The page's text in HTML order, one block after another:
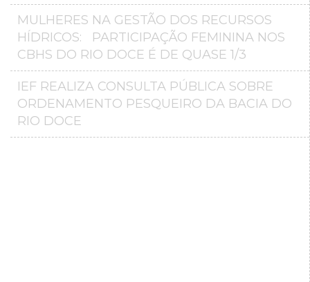
MULHERES NA GESTÃO DOS RECURSOS
HÍDRICOS: PARTICIPAÇÃO FEMININA NOS
CBHS DO RIO DOCE É DE QUASE 1/3
IEF REALIZA CONSULTA PÚBLICA SOBRE
ORDENAMENTO PESQUEIRO DA BACIA DO
RIO DOCE